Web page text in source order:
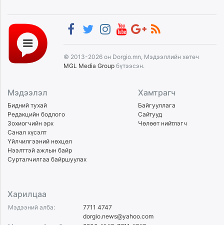
© 2013-2026 он Dorgio.mn, Мэдээллийн хөтөч
MGL Media Group бүтээсэн.
Мэдээлэл
Бидний тухай
Редакцийн бодлого
Зохиогчийн эрх
Санал хүсэлт
Үйлчилгээний нөхцөл
Нээлттэй ажлын байр
Сурталчилгаа байршуулах
Хамтрагч
Байгууллага
Сайтууд
Чөлөөт нийтлэгч
Харилцаа
Мэдээний алба:
7711 4747
dorgio.news@yahoo.com